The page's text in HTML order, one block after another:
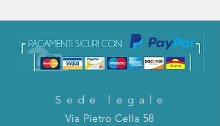
Sede legale
Via Pietro Cella 58